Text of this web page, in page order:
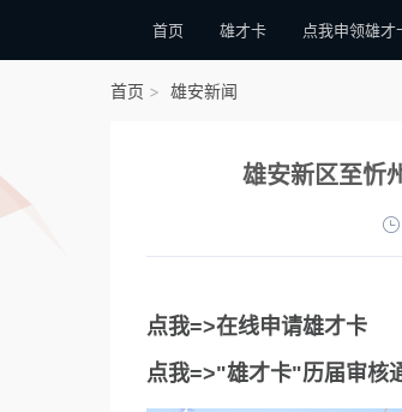
首页 雄才卡 点我申领雄才
首页 雄安新闻
雄安新区至忻
点我=>在线申请雄才卡
点我=>"雄才卡"历届审核